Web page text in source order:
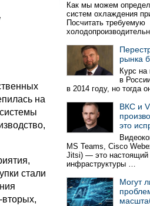
на
стали
вторых,
Как мы можем
систем охлаждения
Посчитать требуемую
рынка
Курс
в
в 2014 году, но тогда
ВКС и
это
MS Teams, Cisco
Jitsi) — это
инфраструктуры …
Могут